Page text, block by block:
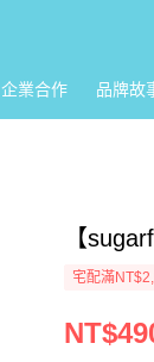
企業合作 品牌故
【
宅配滿